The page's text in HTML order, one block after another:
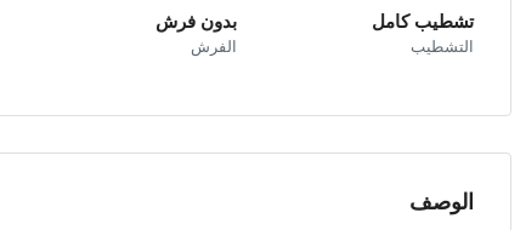
تشطيب كامل
التشطيب
بدون فرش
الفرش
الوصف